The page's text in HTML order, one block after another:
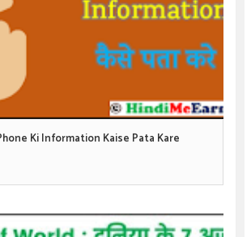
Ki Information Kaise Pata Kare